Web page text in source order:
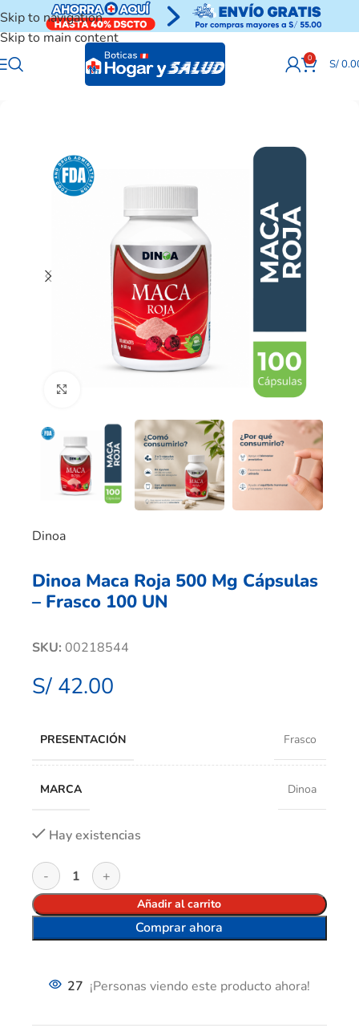
Skip to navigation
Skip to main content
0 S/
Dinoa
Dinoa Maca Roja 500 Mg Cápsulas
– Frasco 100 UN
SKU: 00218544
S/ 42.00
PRESENTACIÓN Frasco
MARCA Dinoa
Hay existencias
Añadir al carrito
Comprar ahora
27 ¡Personas viendo este producto ahora!